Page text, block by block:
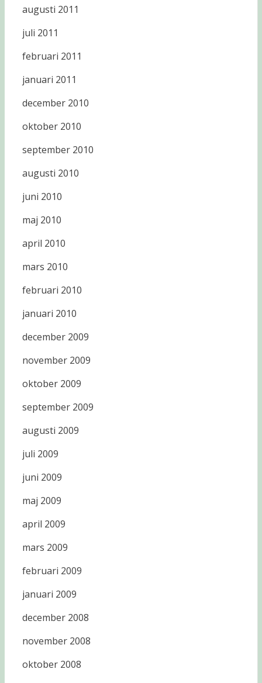
augusti 2011
juli 2011
februari 2011
januari 2011
december 2010
oktober 2010
september 2010
augusti 2010
juni 2010
maj 2010
april 2010
mars 2010
februari 2010
januari 2010
december 2009
november 2009
oktober 2009
september 2009
augusti 2009
juli 2009
juni 2009
maj 2009
april 2009
mars 2009
februari 2009
januari 2009
december 2008
november 2008
oktober 2008